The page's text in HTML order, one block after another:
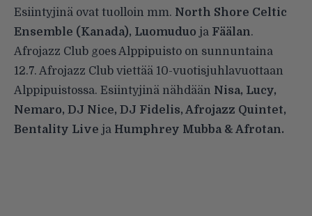
Esiintyjinä ovat tuolloin mm. North Shore Celtic
Ensemble (Kanada), Luomuduo ja Fäälan.
Afrojazz Club goes Alppipuisto on sunnuntaina
12.7. Afrojazz Club viettää 10-vuotisjuhlavuottaan
Alppipuistossa. Esiintyjinä nähdään Nisa, Lucy,
Nemaro, DJ Nice, DJ Fidelis, Afrojazz Quintet,
Bentality Live ja Humphrey Mubba & Afrotan.